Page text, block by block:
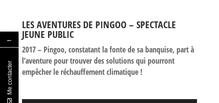
LES AVENTURES DE PINGOO – SPECTACLE
JEUNE PUBLIC
2017 – Pingoo, constatant la fonte de sa banquise, part à
l’aventure pour trouver des solutions qui pourront
empêcher le réchauffement climatique !
←
Me contacter